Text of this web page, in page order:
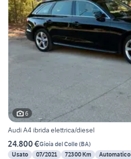
6
Audi A4 ibrida elettrica/diesel
24.800 €Gioia del Colle(BA)
Usato
07/2021 72300 Km Automatico